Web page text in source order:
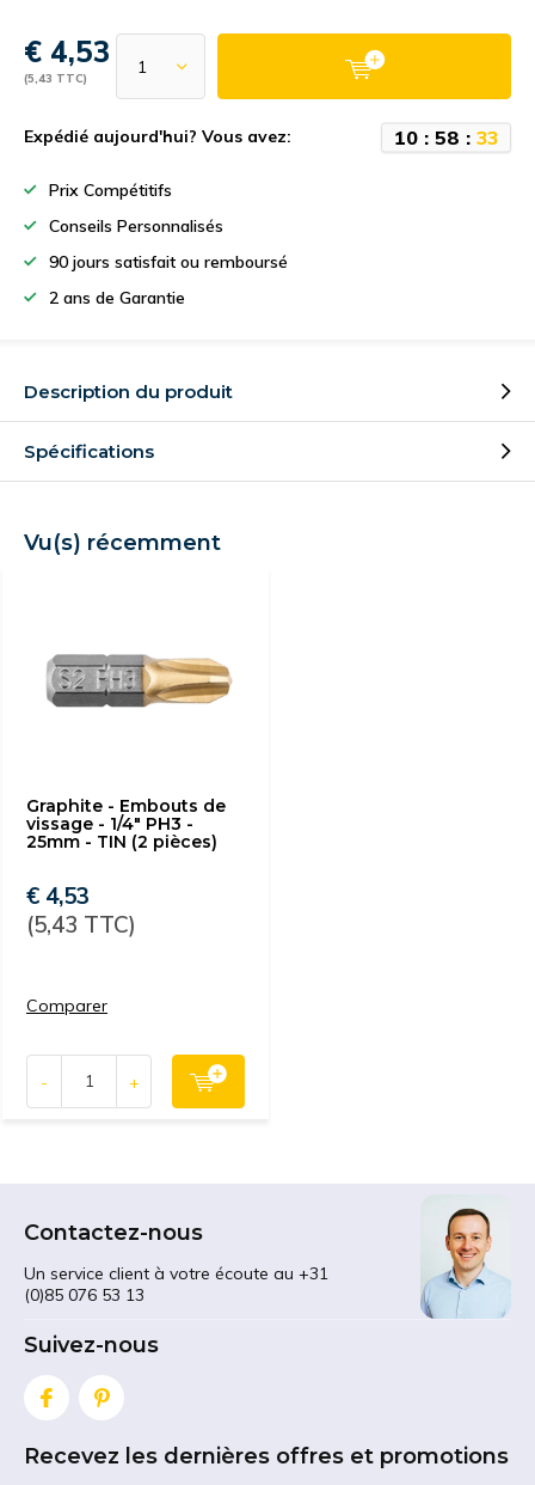
€ 4,53
(5,43 TTC)
Expédié aujourd'hui? Vous avez: 10 : 58 : 33
Prix Compétitifs
Conseils Personnalisés
90 jours satisfait ou remboursé
2 ans de Garantie
Description du produit
Spécifications
Vu(s) récemment
Graphite - Embouts de
vissage - 1/4" PH3 -
25mm - TIN (2 pièces)
€ 4,53
(5,43 TTC)
Comparer
- +
Contactez-nous
Un service client à votre écoute au +31
(0)85 076 53 13
Suivez-nous
Recevez les dernières offres et promotions